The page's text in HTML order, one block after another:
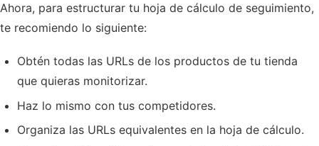
Ahora, para estructurar tu hoja de cálculo de seguimiento,
te recomiendo lo siguiente:
Obtén todas las URLs de los productos de tu tienda
que quieras monitorizar.
Haz lo mismo con tus competidores.
Organiza las URLs equivalentes en la hoja de cálculo.